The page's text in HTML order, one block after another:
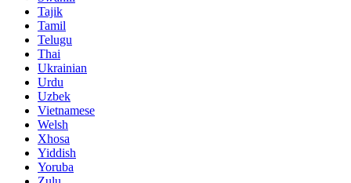
Tajik
Tamil
Telugu
Thai
Ukrainian
Urdu
Uzbek
Vietnamese
Welsh
Xhosa
Yiddish
Yoruba